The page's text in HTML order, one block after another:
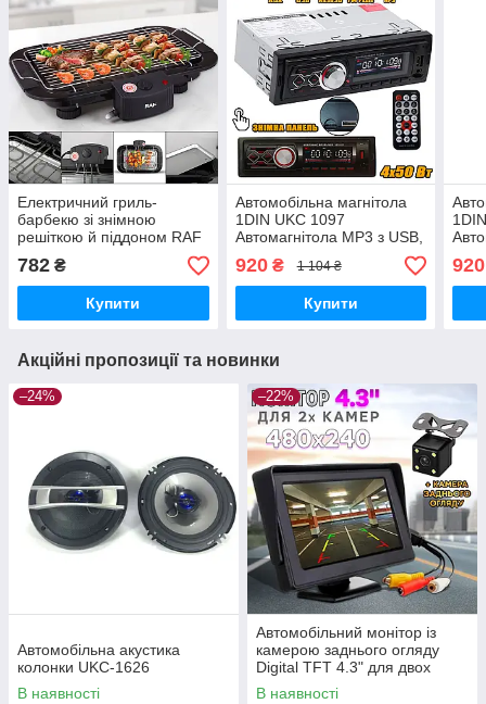
Електричний гриль-
барбекю зі знімною
решіткою й піддоном RAF
R.5301 2000W
782 ₴
Купити
Автомобільна магнітола
1DIN UKC 1097
Автомагнітола MP3 з USB,
SD, FM, знімна панель
Чорна
920₴ 1 104 ₴
Купити
SD,
920
Акційні пропозиції та новинки
–24%
Автомобільна акустика
колонки UKC-1626
В наявності
–22%
Автомобільний монітор із
камерою заднього огляду
Digital TFT 4.3" для двох
камер, паркувальний екран
В наявності